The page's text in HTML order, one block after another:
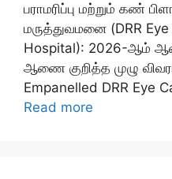
பராமரிப்பு மற்றும் கண்
மருத்துவமனை (DRR
Hospital): 2026-ஆம்
ஆணை குறித்த முழு
Empanelled DRR Eye
Read more